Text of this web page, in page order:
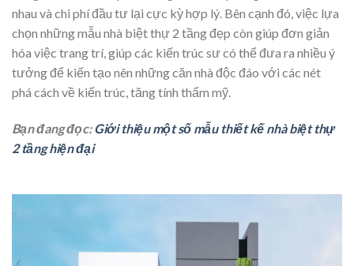
nhau và chi phí đầu tư lại cực kỳ hợp lý. Bên cạnh đó, việc lựa
chọn những mẫu nhà biệt thự 2 tầng đẹp còn giúp đơn giản
hóa việc trang trí, giúp các kiến trúc sư có thể đưa ra nhiều ý
tưởng để kiến tạo nên những căn nhà độc đáo với các nét
phá cách về kiến trúc, tăng tính thẩm mỹ.
Bạn đang đọc:Giới thiệu một số mẫu thiết kế nhà biệt thự
2 tầng hiện đại